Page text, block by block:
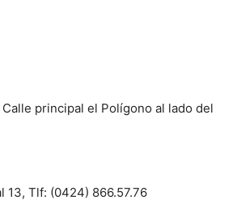
principal el Polígono al lado del
13, Tlf: (0424) 866.57.76